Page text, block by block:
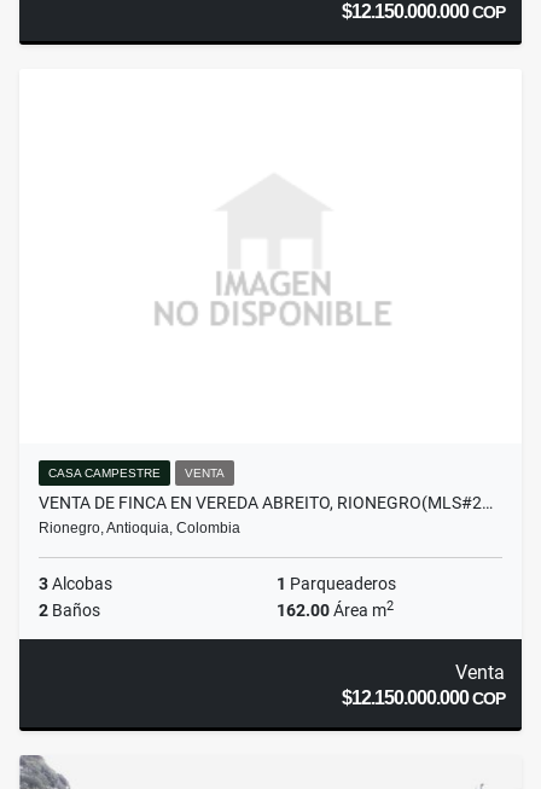
$12.150.000.000COP
CASA CAMPESTRE VENTA
VENTA DE FINCA EN VEREDA ABREITO, RIONEGRO(MLS#2…
Rionegro, Antioquia, Colombia
3Alcobas 1 Parqueaderos
2 Baños 162.00Área m2
Venta
$12.150.000.000COP